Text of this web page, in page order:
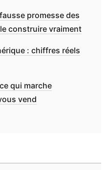
promesse des
construire vraiment
: chiffres réels
qui marche
vend